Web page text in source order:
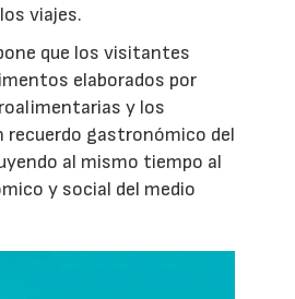
viajes.
que los visitantes
elaborados por
y los
recuerdo gastronómico del
al mismo tiempo al
y social del medio